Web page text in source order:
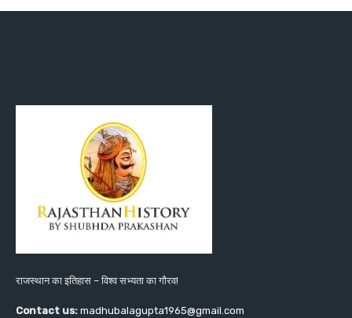
राजस्थान का इतिहास – विश्व सभ्यता का गौरव!
Contact us: madhubalagupta1965@gmail.com